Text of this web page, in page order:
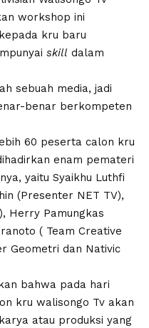
workshop ini
kru baru
skill dalam
sebuah media, jadi
benar berkompeten
60 peserta calon kru
enam pemateri
yaitu Syaikhu Luthfi
(Presenter NET TV),
Herry Pamungkas
( Team Creative
Geometri dan Nativic
bahwa pada hari
kru walisongo Tv akan
atau produksi yang